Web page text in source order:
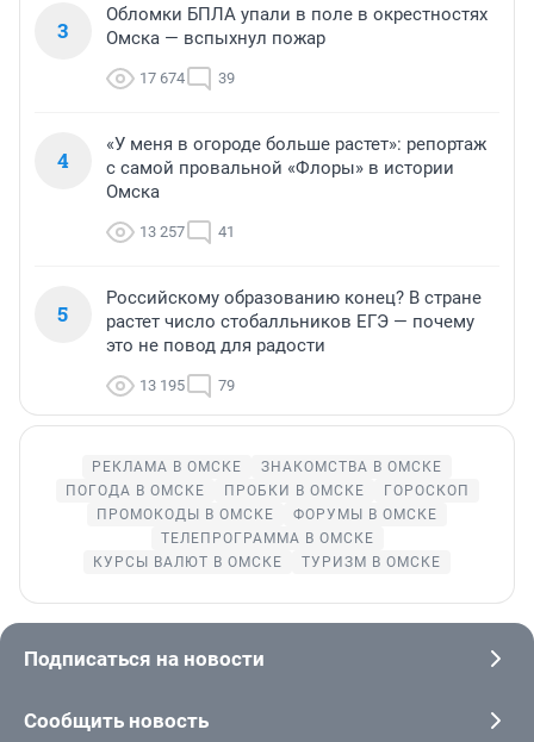
3
Обломки БПЛА упали в поле в окрестностях
Омска — вспыхнул пожар
17 674 39
4
«У меня в огороде больше растет»: репортаж
с самой провальной «Флоры» в истории
Омска
13 257 41
5
Российскому образованию конец? В стране
растет число стобалльников ЕГЭ — почему
это не повод для радости
13 195 79
РЕКЛАМА В ОМСКЕ
ЗНАКОМСТВА В ОМСКЕ
ПОГОДА В ОМСКЕ
ПРОБКИ В ОМСКЕ
ГОРОСКОП
ПРОМОКОДЫ В ОМСКЕ
ФОРУМЫ В ОМСКЕ
ТЕЛЕПРОГРАММА В ОМСКЕ
КУРСЫ ВАЛЮТ В ОМСКЕ
ТУРИЗМ В ОМСКЕ
Подписаться на новости
Сообщить новость